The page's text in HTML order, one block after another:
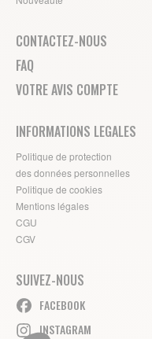
CONTACTEZ-NOUS
FAQ
VOTRE AVIS COMPTE
INFORMATIONS LEGALES
Politique de protection
des données personnelles
Politique de cookies
Mentions légales
CGU
CGV
SUIVEZ-NOUS
FACEBOOK
INSTAGRAM